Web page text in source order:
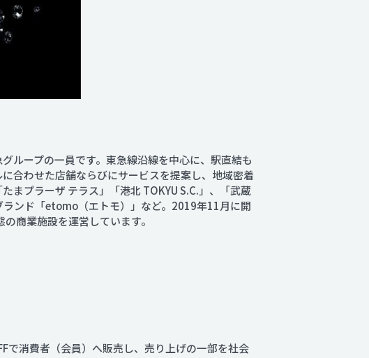
ループの一員です。東急線沿線を中心に、駅直結も
合わせた店舗ならびにサービスを提案し、地域密着
まプラーザ テラス」「港北 TOKYU S.C.」、「武蔵
ンド「etomo（エトモ）」など。2019年11月に開
商業施設を運営しています。
で消費者（会員）へ販売し、売り上げの一部を社会